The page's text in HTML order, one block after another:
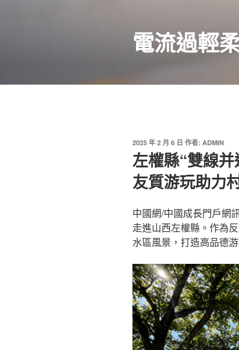
電流過輕
發
佈
於
2025 年 2 月 6 日 作者: ADMIN
左權縣“雙線
友質游玩助力
中國網/中國成長門戶網
走進山西左權縣。作為
水區風景，打造高品德